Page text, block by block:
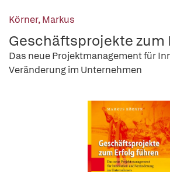
Körner, Markus
Geschäftsprojekte zum
Das neue Projektmanagement für
Veränderung im Unternehmen